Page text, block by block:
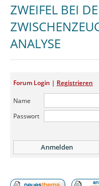
Bewerbungseditor
ZWEIFEL BEI
ANALYSE
Forum Login | Registrieren
Name
Passwort